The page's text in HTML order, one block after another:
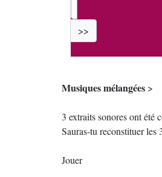
>>
Musiques mélangées >
3 extraits sonores ont été
Sauras-tu reconstituer les
Jouer